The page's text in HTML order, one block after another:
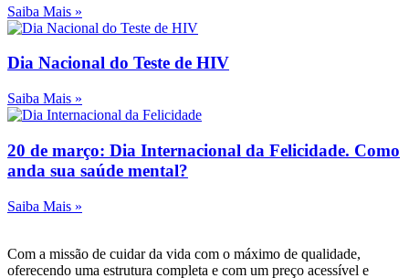
Saiba Mais »
Dia Nacional do Teste de HIV
Saiba Mais »
20 de março: Dia Internacional da Felicidade. Como
anda sua saúde mental?
Saiba Mais »
Com a missão de cuidar da vida com o máximo de qualidade,
oferecendo uma estrutura completa e com um preço acessível e